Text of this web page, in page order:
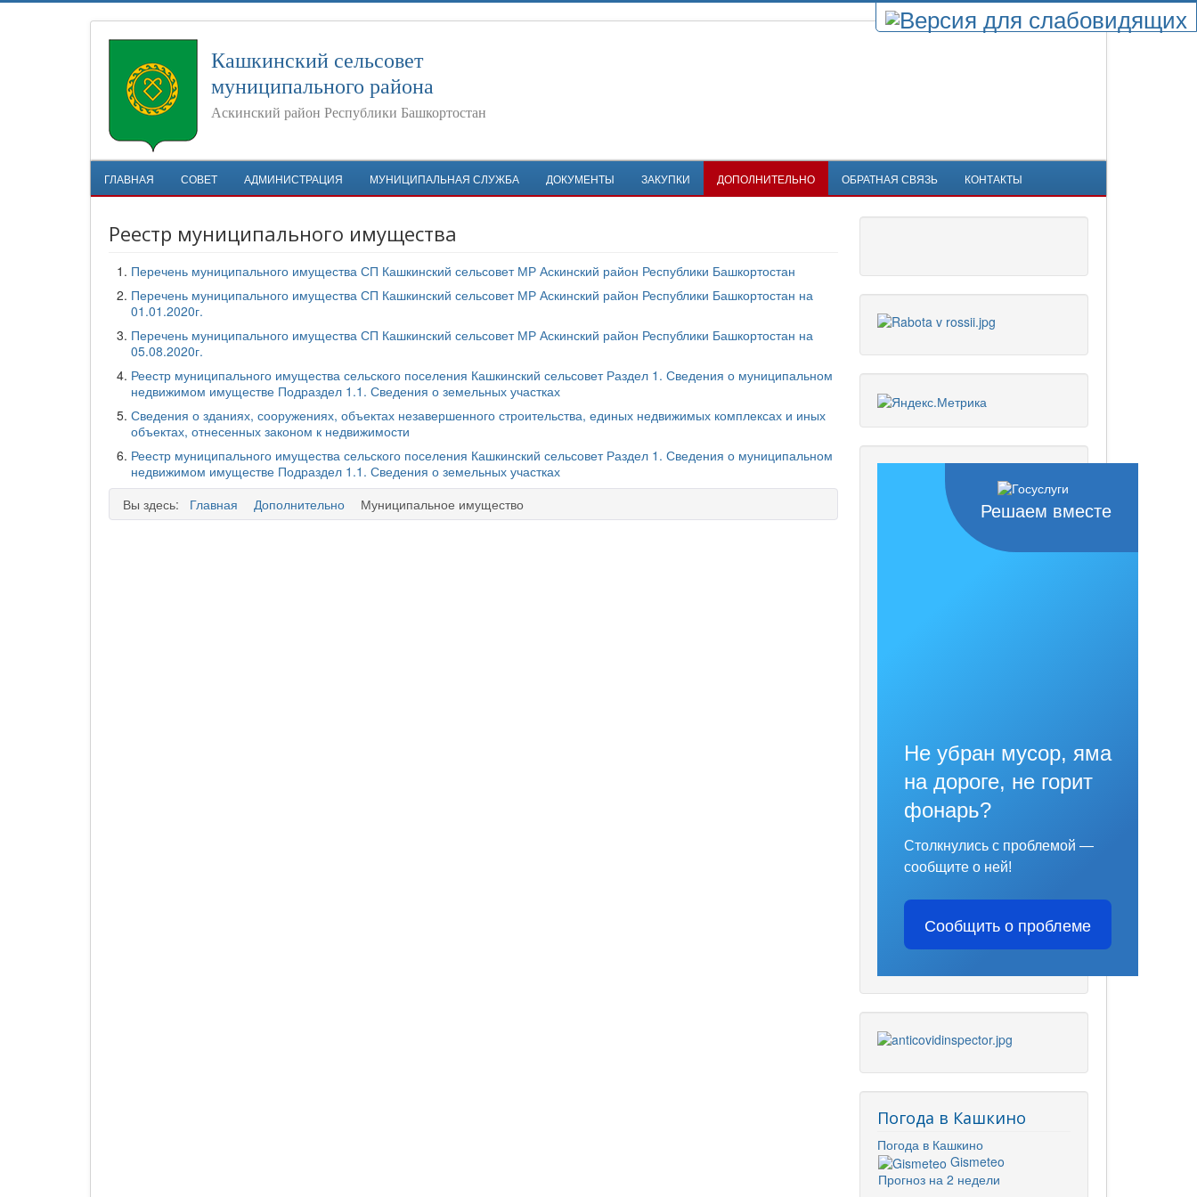
Кашкинский сельсовет
муниципального района
Аскинский район Республики Башкортостан
ГЛАВНАЯ СОВЕТ АДМИНИСТРАЦИЯ МУНИЦИПАЛЬНАЯ СЛУЖБА ДОКУМЕНТЫ ЗАКУПКИ ДОПОЛНИТЕЛЬНО ОБРАТНАЯ СВЯЗЬ КОНТАКТЫ
Реестр муниципального имущества
Перечень муниципального имущества СП Кашкинский сельсовет МР Аскинский район Республики Башкортостан
Перечень муниципального имущества СП Кашкинский сельсовет МР Аскинский район Республики Башкортостан на
01.01.2020г.
Перечень муниципального имущества СП Кашкинский сельсовет МР Аскинский район Республики Башкортостан на
05.08.2020г.
Реестр муниципального имущества сельского поселения Кашкинский сельсовет Раздел 1. Сведения о муниципальном
недвижимом имуществе Подраздел 1.1. Сведения о земельных участках
Сведения о зданиях, сооружениях, объектах незавершенного строительства, единых недвижимых комплексах и иных
объектах, отнесенных законом к недвижимости
Реестр муниципального имущества сельского поселения Кашкинский сельсовет Раздел 1. Сведения о муниципальном
недвижимом имуществе Подраздел 1.1. Сведения о земельных участках
Вы здесь:
Главная Дополнительно Муниципальное имущество Решаем вместе
Не убран мусор, яма
на дороге, не горит
фонарь?
Столкнулись с проблемой —
сообщите о ней!
Сообщить о проблеме
Погода в Кашкино
Погода в Кашкино
Gismeteo
Прогноз на 2 недели